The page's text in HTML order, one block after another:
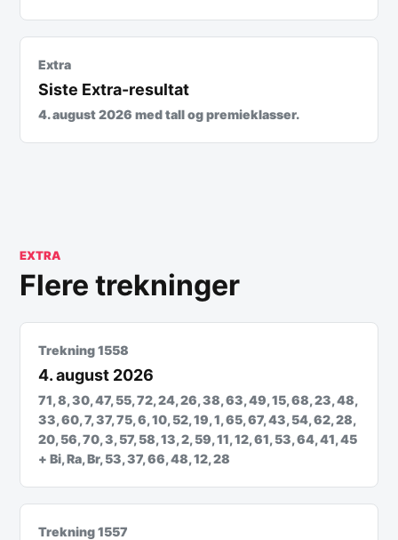
Extra
Siste Extra-resultat
4. august 2026 med tall og premieklasser.
EXTRA
Flere trekninger
Trekning 1558
4. august 2026
71, 8, 30, 47, 55, 72, 24, 26, 38, 63, 49, 15, 68, 23, 48,
33, 60, 7, 37, 75, 6, 10, 52, 19, 1, 65, 67, 43, 54, 62, 28,
20, 56, 70, 3, 57, 58, 13, 2, 59, 11, 12, 61, 53, 64, 41, 45
+ Bi, Ra, Br, 53, 37, 66, 48, 12, 28
Trekning 1557